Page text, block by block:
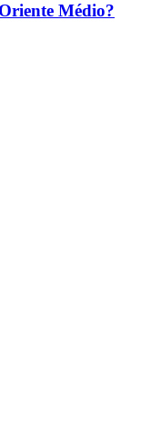
Médio?